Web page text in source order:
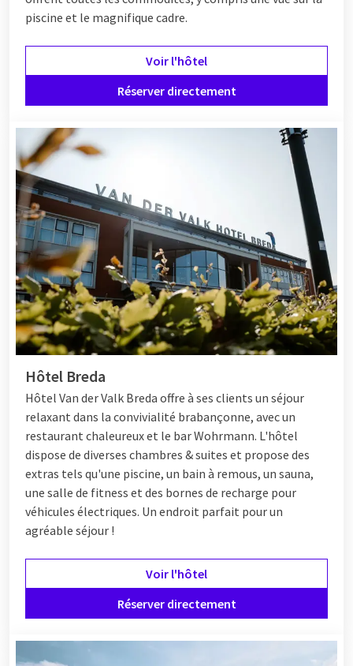
piscine et le magnifique cadre.
Voir l'hôtel
Réserver directement
Hôtel Breda
Hôtel Van der Valk Breda offre à ses clients un séjour
relaxant dans la convivialité brabançonne, avec un
restaurant chaleureux et le bar Wohrmann. L'hôtel
dispose de diverses chambres & suites et propose des
extras tels qu'une piscine, un bain à remous, un sauna,
une salle de fitness et des bornes de recharge pour
véhicules électriques. Un endroit parfait pour un
agréable séjour !
Voir l'hôtel
Réserver directement